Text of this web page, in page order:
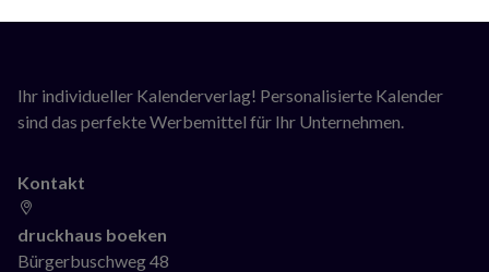
Ihr individueller Kalenderverlag! Personalisierte Kalender
sind das perfekte Werbemittel für Ihr Unternehmen.
Kontakt
druckhaus boeken
Bürgerbuschweg 48